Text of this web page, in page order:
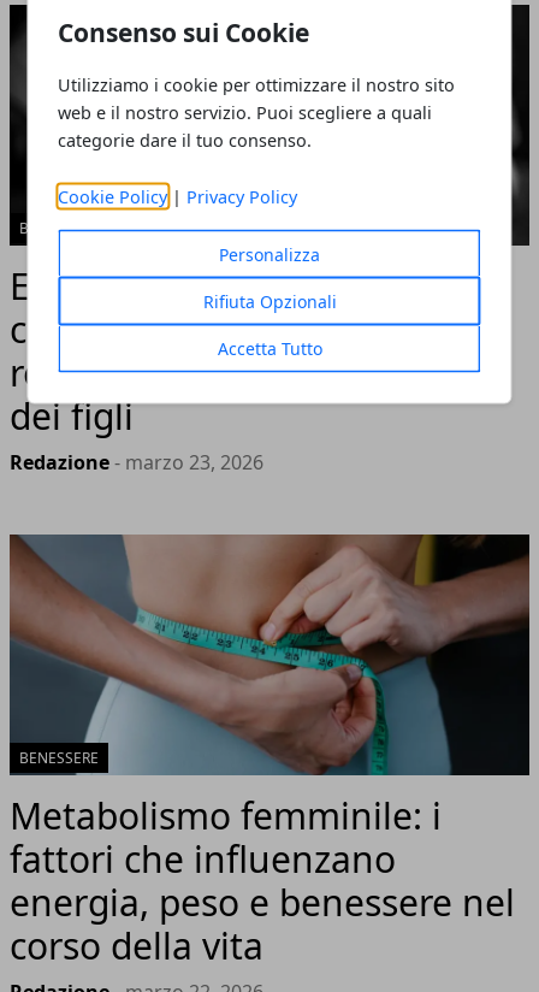
Consenso sui Cookie
Utilizziamo i cookie per ottimizzare il nostro sito
web e il nostro servizio. Puoi scegliere a quali
categorie dare il tuo consenso.
Cookie Policy | Privacy Policy
Personalizza
Rifiuta Opzionali
Accetta Tutto
BENESSERE
Essere genitori oggi: sfide,
cambiamenti e nuove
responsabilità nella crescita
dei figli
Redazione- marzo 23, 2026
BENESSERE
Metabolismo femminile: i
fattori che influenzano
energia, peso e benessere nel
corso della vita